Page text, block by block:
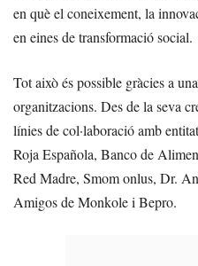
en què el coneixement, la
en eines de transformació social.
Tot això és possible gràcies a
organitzacions. Des de la seva
línies de col·laboració amb
Roja Española, Banco de
Red Madre, Smom onlus, Dr.
Amigos de Monkole i Bepro.